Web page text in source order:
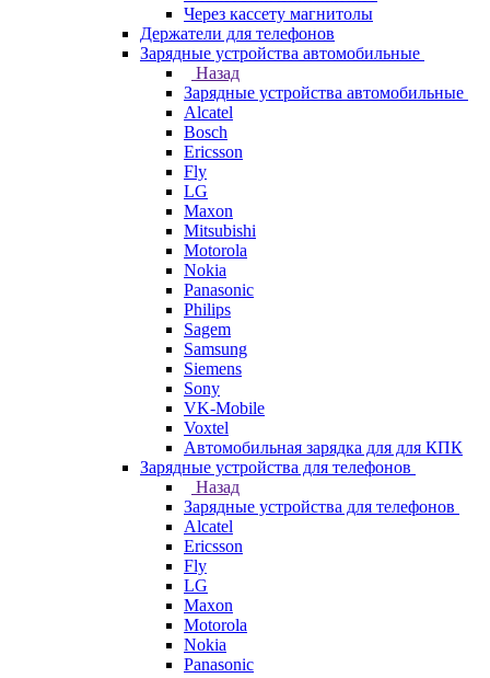
Через кассету магнитолы
Держатели для телефонов
Зарядные устройства автомобильные
Назад
Зарядные устройства автомобильные
Alcatel
Bosch
Ericsson
Fly
LG
Maxon
Mitsubishi
Motorola
Nokia
Panasonic
Philips
Sagem
Samsung
Siemens
Sony
VK-Mobile
Voxtel
Автомобильная зарядка для для КПК
Зарядные устройства для телефонов
Назад
Зарядные устройства для телефонов
Alcatel
Ericsson
Fly
LG
Maxon
Motorola
Nokia
Panasonic